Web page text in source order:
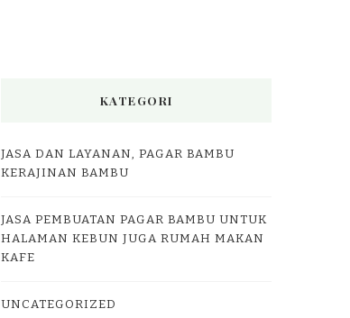
KATEGORI
JASA DAN LAYANAN, PAGAR BAMBU
KERAJINAN BAMBU
JASA PEMBUATAN PAGAR BAMBU UNTUK
HALAMAN KEBUN JUGA RUMAH MAKAN
KAFE
UNCATEGORIZED